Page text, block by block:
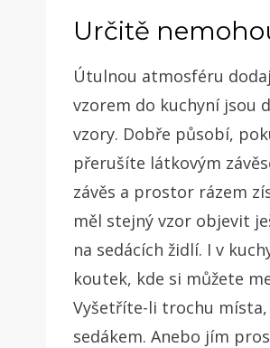
Určitě
Útulnou atmosféru
vzorem do kuchyní jsou
vzory. Dobře působí,
přerušíte látkovým
závěs a prostor rázem
měl stejný vzor objevit
na sedácích židlí. I v
koutek, kde si můžete
Vyšetříte-li trochu
sedákem. Anebo jím